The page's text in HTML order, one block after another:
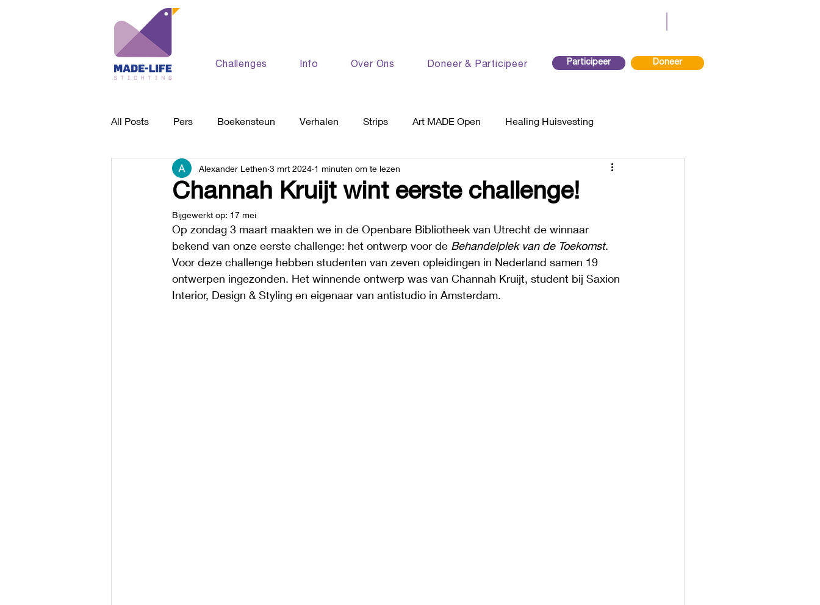
Challenges Info Over Ons Doneer & Participeer Participeer Doneer
All Posts Pers Boekensteun Verhalen Strips Art MADE Open Healing Huisvesting
Behandelplek Algemeen
Channah Kruijt wint eerste challenge!
Alexander Lethen 3 mrt 2024 1 minuten om te lezen
Bijgewerkt op: 17 mei
Op zondag 3 maart maakten we in de Openbare Bibliotheek van Utrecht de winnaar
bekend van onze eerste challenge: het ontwerp voor de Behandelplek van de Toekomst.
Voor deze challenge hebben studenten van zeven opleidingen in Nederland samen 19
ontwerpen ingezonden. Het winnende ontwerp was van Channah Kruijt, student bij Saxion
Interior, Design & Styling en eigenaar van antistudio in Amsterdam.